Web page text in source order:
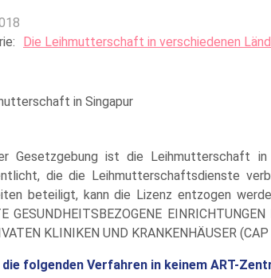
Die Leihmutterschaft in verschiedenen
Gesetzgebung ist die Leihmutterschaft
die die Leihmutterschaftsdienste
beteiligt, kann die Lizenz entzogen
GESUNDHEITSBEZOGENE
KLINIKEN UND KRANKENHÄUSER (CAP
die folgenden Verfahren in keinem ART-